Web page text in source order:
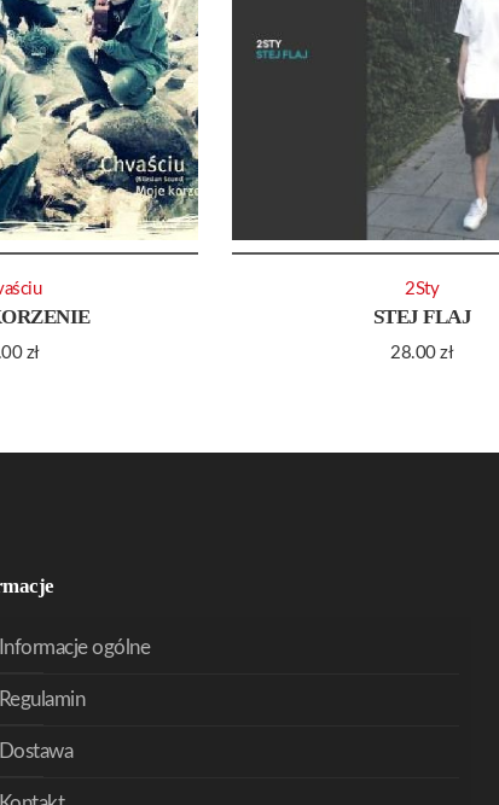
zł
STEJ FLAJ
28.00zł
2Sty
Informacje ogólne
Regulamin
Dostawa